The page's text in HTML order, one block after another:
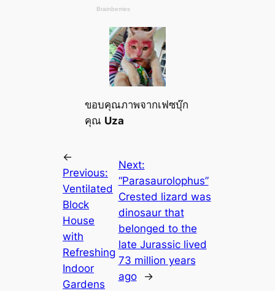
ขอบคุณภาพจากเฟซบุ๊ก
คุณ Uza
←
Previous:
Ventilated
Block
House
with
Refreshing
Indoor
Gardens
Next:
“Parasaurolophus”
Crested lizard was
dinosaur that
belonged to the
late Jurassic lived
73 million years
ago
→